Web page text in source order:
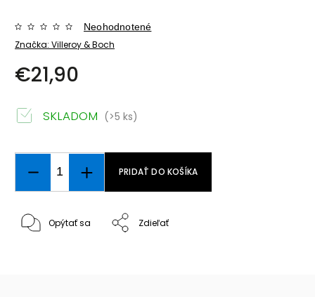
Značka: Villeroy & Boch
Neohodnotené
€21,90
SKLADOM (>5 ks)
PRIDAŤ DO KOŠÍKA
Opýtať sa Zdieľať